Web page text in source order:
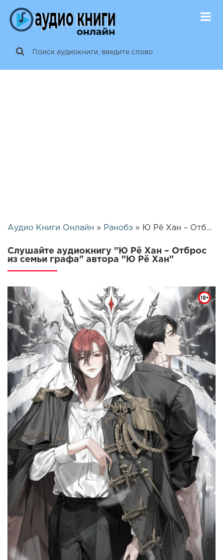
Аудио Книги Онлайн » Ранобэ » Ю Рё Хан – Отброс из семьи графа | 26452
Слушайте аудиокнигу "Ю Рё Хан – Отброс
из семьи графа" автора "Ю Рё Хан"